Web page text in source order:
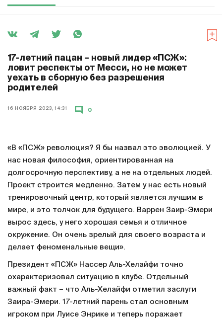
17-летний пацан – новый лидер «ПСЖ»:
ловит респекты от Месси, но не может
уехать в сборную без разрешения
родителей
16 НОЯБРЯ 2023, 14:31 0
«В «ПСЖ» революция? Я бы назвал это эволюцией. У
нас новая философия, ориентированная на
долгосрочную перспективу, а не на отдельных людей.
Проект строится медленно. Затем у нас есть новый
тренировочный центр, который является лучшим в
мире, и это толчок для будущего. Варрен Заир-Эмери
вырос здесь, у него хорошая семья и отличное
окружение. Он очень зрелый для своего возраста и
делает феноменальные вещи».
Президент «ПСЖ» Нассер Аль-Хелайфи точно
охарактеризовал ситуацию в клубе. Отдельный
важный факт – что Аль-Хелайфи отметил заслуги
Заира-Эмери. 17-летний парень стал основным
игроком при Луисе Энрике и теперь поражает